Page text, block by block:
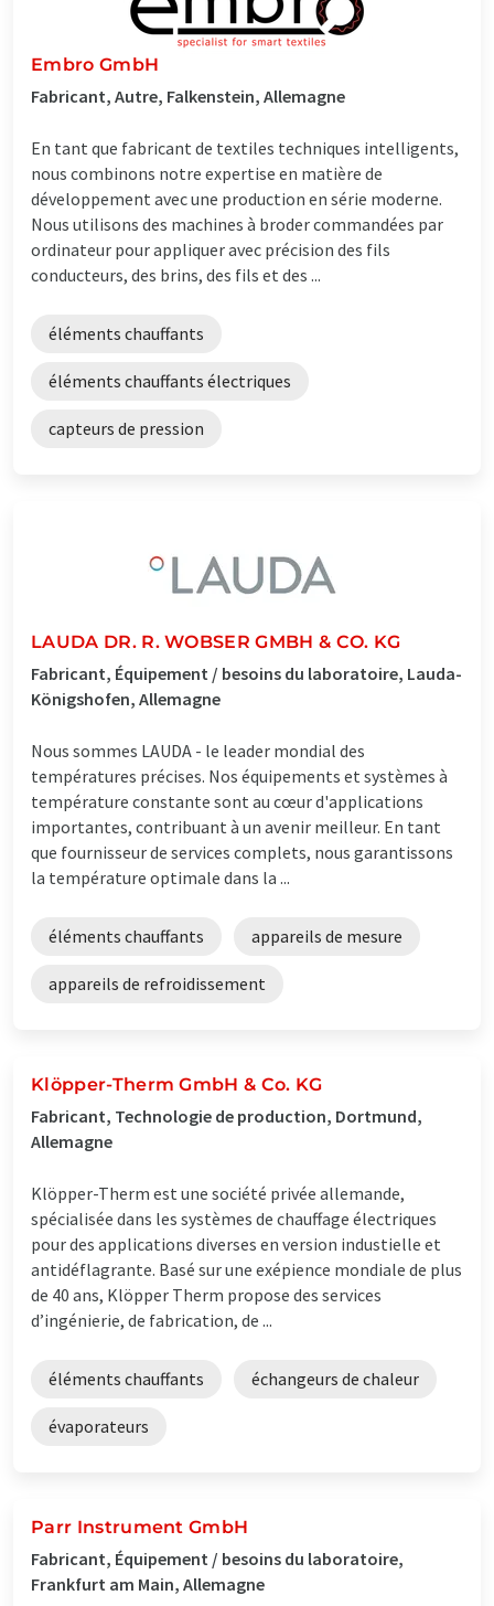
Embro GmbH
Fabricant, Autre, Falkenstein, Allemagne
En tant que fabricant de textiles techniques intelligents,
nous combinons notre expertise en matière de
développement avec une production en série moderne.
Nous utilisons des machines à broder commandées par
ordinateur pour appliquer avec précision des fils
conducteurs, des brins, des fils et des ...
éléments chauffants
éléments chauffants électriques
capteurs de pression
LAUDA DR. R. WOBSER GMBH & CO. KG
Fabricant, Équipement / besoins du laboratoire, Lauda-
Königshofen, Allemagne
Nous sommes LAUDA - le leader mondial des
températures précises. Nos équipements et systèmes à
température constante sont au cœur d'applications
importantes, contribuant à un avenir meilleur. En tant
que fournisseur de services complets, nous garantissons
la température optimale dans la ...
éléments chauffants appareils de mesure
appareils de refroidissement
Klöpper-Therm GmbH & Co. KG
Fabricant, Technologie de production, Dortmund,
Allemagne
Klöpper-Therm est une société privée allemande,
spécialisée dans les systèmes de chauffage électriques
pour des applications diverses en version industielle et
antidéflagrante. Basé sur une exépience mondiale de plus
de 40 ans, Klöpper Therm propose des services
d’ingénierie, de fabrication, de ...
éléments chauffants échangeurs de chaleur
évaporateurs
Parr Instrument GmbH
Fabricant, Équipement / besoins du laboratoire,
Frankfurt am Main, Allemagne